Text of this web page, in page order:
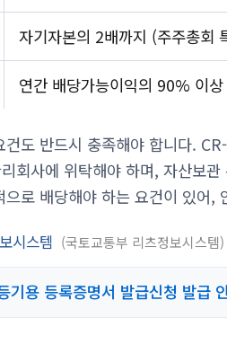
자기자본의 2배까지 (주주총회
연간 배당가능이익의 90% 이
도 반드시 충족해야 합니다.
회사에 위탁해야 하며, 자산보
로 배당해야 하는 요건이 있어,
시스템 국토교통부 리츠정보시스템
기용 등록증명서 발급신청 발급